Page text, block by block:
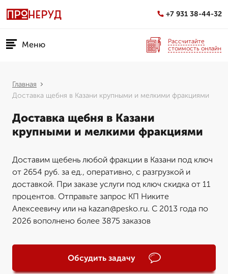
+7 931 38-44-32
Меню
Рассчитайте
стоимость онлайн
Главная
Доставка щебня в Казани крупными и мелкими фракциями
Доставка щебня в Казани
крупными и мелкими фракциями
Доставим щебень любой фракции в Казани под ключ
от 2654 руб. за ед., оперативно, с разгрузкой и
доставкой. При заказе услуги под ключ скидка от 11
процентов. Отправьте запрос КП Никите
Алексеевичу или на kazan@pesko.ru. С 2013 года по
2026 вополнено более 3875 заказов
Обсудить задачу